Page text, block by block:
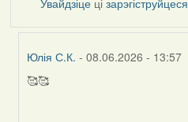
Юлія С.К. - 08.06.2026 - 13:57
In
🥰🥰